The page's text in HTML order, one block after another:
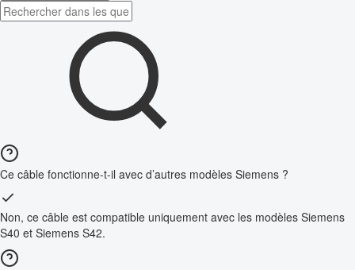
Ce câble fonctionne-t-il avec d’autres modèles Siemens ?
Non, ce câble est compatible uniquement avec les modèles Siemens
S40 et Siemens S42.